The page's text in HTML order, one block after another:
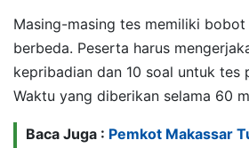
Masing-masing tes memiliki bobot
berbeda. Peserta harus
kepribadian dan 10 soal untuk tes
Waktu yang diberikan selama 60
Baca Juga : Pemkot Makassar